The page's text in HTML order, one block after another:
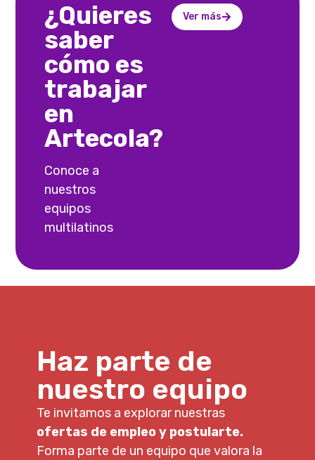
¿Quieres
saber
cómo es
trabajar
en
Artecola?
Conoce a
nuestros
equipos
multilatinos
Ver más
Haz parte de
nuestro equipo
Te invitamos a explorar nuestras
ofertas de empleo y postularte.
Forma parte de un equipo que valora la